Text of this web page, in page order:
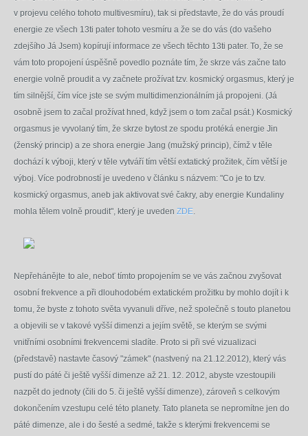
v projevu celého tohoto multivesmíru), tak si představte, že do vás proudí
energie ze všech 13ti pater tohoto vesmíru a že se do vás (do vašeho
zdejšího Já Jsem) kopírují informace ze všech těchto 13ti pater. To, že se
vám toto propojení úspěšně povedlo poznáte tím, že skrze vás začne tato
energie volně proudit a vy začnete prožívat tzv. kosmický orgasmus, který je
tím silnější, čím více jste se svým multidimenzionálním já propojeni. (Já
osobně jsem to začal prožívat hned, když jsem o tom začal psát.) Kosmický
orgasmus je vyvolaný tím, že skrze bytost ze spodu protéká energie Jin
(ženský princip) a ze shora energie Jang (mužský princip), čímž v těle
dochází k výboji, který v těle vytváří tím větší extatický prožitek, čím větší je
výboj. Více podrobností je uvedeno v článku s názvem: "Co je to tzv.
kosmický orgasmus, aneb jak aktivovat své čakry, aby energie Kundaliny
mohla tělem volně proudit", který je uveden ZDE.
Nepřehánějte to ale, neboť tímto propojením se ve vás začnou zvyšovat
osobní frekvence a při dlouhodobém extatickém prožitku by mohlo dojít i k
tomu, že byste z tohoto světa vyvanuli dříve, než společně s touto planetou
a objevili se v takové vyšší dimenzi a jejím světě, se kterým se svými
vnitřními osobními frekvencemi sladíte. Proto si při své vizualizaci
(představě) nastavte časový "zámek" (nastvený na 21.12.2012), který vás
pustí do páté či ještě vyšší dimenze až 21. 12. 2012, abyste vzestoupili
nazpět do jednoty (čili do 5. či ještě vyšší dimenze), zároveň s celkovým
dokončením vzestupu celé této planety. Tato planeta se nepromítne jen do
páté dimenze, ale i do šesté a sedmé, takže s kterými frekvencemi se